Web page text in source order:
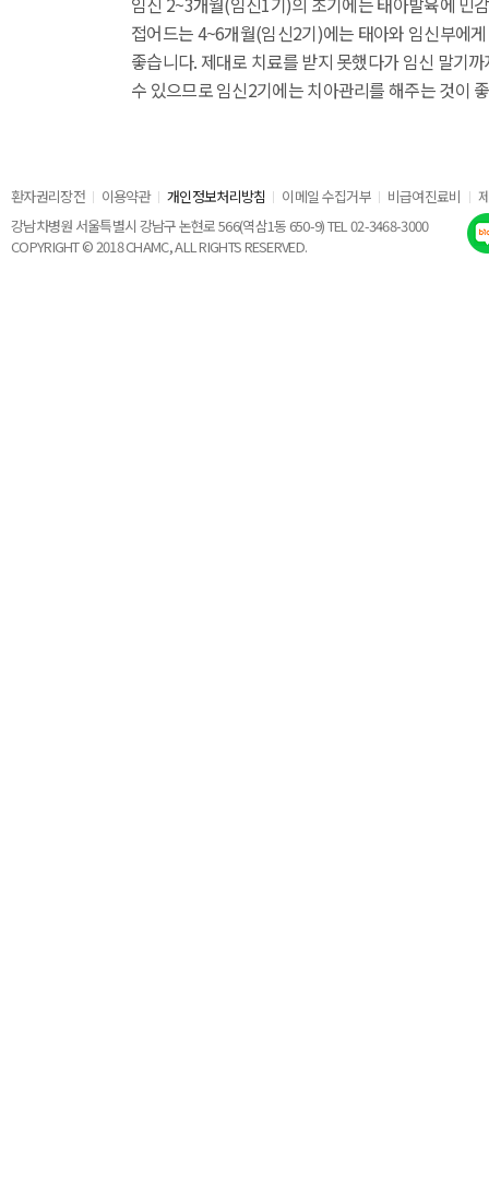
접어드는 4~6개월(임신2기)에는 태아와 임신부에
좋습니다. 제대로 치료를 받지 못했다가 임신 말기
수 있으므로 임신2기에는 치아관리를 해주는 것이
환자권리장전 이용약관 개인정보처리방침 이메일 수집거부 비급여진료비
강남차병원 서울특별시 강남구 논현로 566(역삼1동 650-9) TEL 02-3468-3000
COPYRIGHT © 2018 CHAMC, ALL RIGHTS RESERVED.